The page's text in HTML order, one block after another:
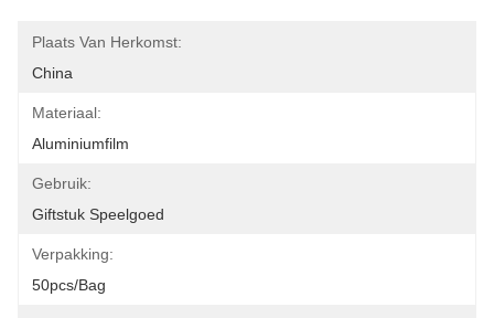
Plaats Van Herkomst:
China
Materiaal:
Aluminiumfilm
Gebruik:
Giftstuk Speelgoed
Verpakking:
50pcs/bag